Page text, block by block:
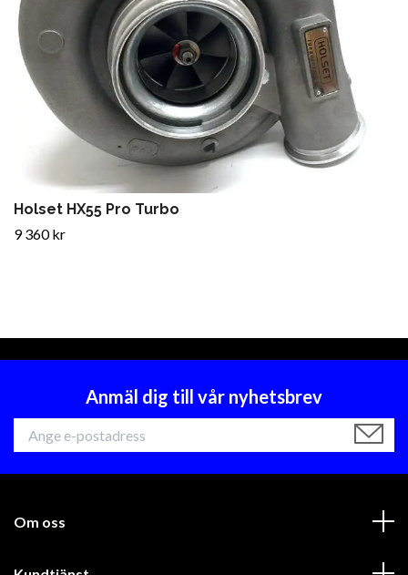
Holset HX55 Pro Turbo
9 360 kr
Anmäl dig till vår nyhetsbrev
Om oss